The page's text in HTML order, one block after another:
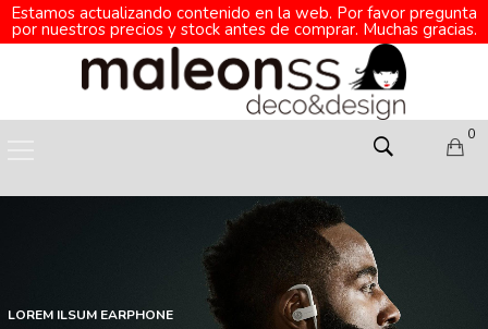
Estamos actualizando contenido en la web. Por favor pregunta
por nuestros precios y stock antes de comprar. Muchas gracias.
0
LOREM ILSUM EARPHONE